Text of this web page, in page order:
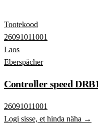
Tootekood
26091011001
Laos
Eberspächer
Controller speed
26091011001
Logi sisse, et hinda näha →